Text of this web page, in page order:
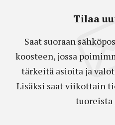
Tilaa
Saat suoraan
koosteen, jossa
tärkeitä asioita ja
Lisäksi saat viikottain
tuoreista